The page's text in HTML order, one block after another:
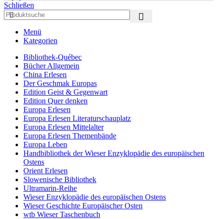
Schließen
Menü
Kategorien
Bibliothek-Québec
Bücher Allgemein
China Erlesen
Der Geschmak Europas
Edition Geist & Gegenwart
Edition Quer denken
Europa Erlesen
Europa Erlesen Literaturschauplatz
Europa Erlesen Mittelalter
Europa Erlesen Themenbände
Europa Leben
Handbibliothek der Wieser Enzyklopädie des europäischen
Ostens
Orient Erlesen
Slowenische Bibliothek
Ultramarin-Reihe
Wieser Enzyklopädie des europäischen Ostens
Wieser Geschichte Europäischer Osten
wtb Wieser Taschenbuch